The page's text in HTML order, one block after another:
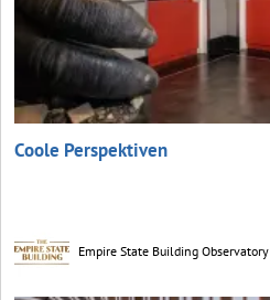
Coole Perspektiven
Empire State Building Observatory